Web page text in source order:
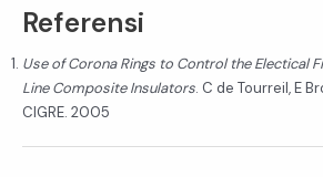
Referensi
Use of Corona Rings to Control the Electical
Line Composite Insulators. C de Tourreil, E
CIGRE. 2005